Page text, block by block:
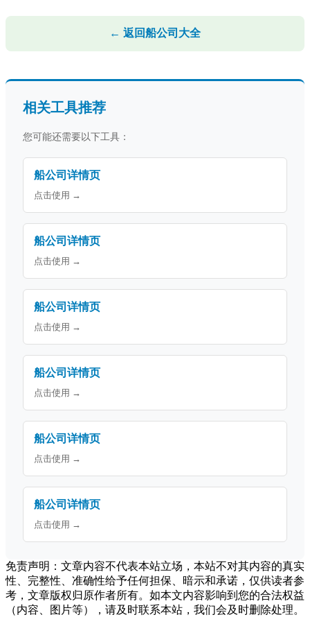
← 返回船公司大全
相关工具推荐
您可能还需要以下工具：
船公司详情页
点击使用 →
船公司详情页
点击使用 →
船公司详情页
点击使用 →
船公司详情页
点击使用 →
船公司详情页
点击使用 →
船公司详情页
点击使用 →
免责声明：文章内容不代表本站立场，本站不对其内容的真实
性、完整性、准确性给予任何担保、暗示和承诺，仅供读者参
考，文章版权归原作者所有。如本文内容影响到您的合法权益
（内容、图片等），请及时联系本站，我们会及时删除处理。